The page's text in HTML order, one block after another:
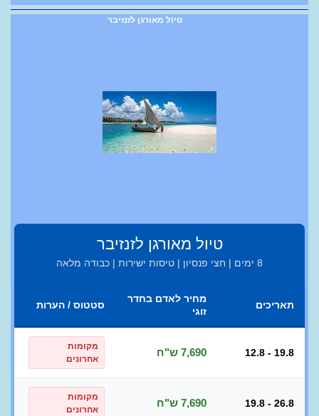
טיול מאורגן לזנזיבר
טיול מאורגן לזנזיבר
8 ימים | חצי פנסיון | טיסות ישירות | כבודה מלאה
תאריכים
מחיר לאדם בחדר
זוגי
סטטוס / הערות
12.8 - 19.8 7,690 ש"ח
מקומות
אחרונים
19.8 - 26.8 7,690 ש"ח
מקומות
אחרונים